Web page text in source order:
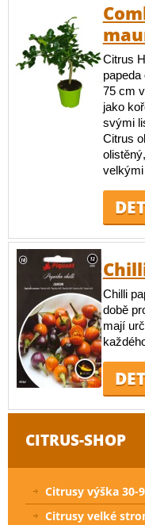
Citrus
75 cm
jako
svými
Citrus
velkými
Chilli
době
mají
CITRUS-SHOP
Citrusy výška 30-
Citrusy velké